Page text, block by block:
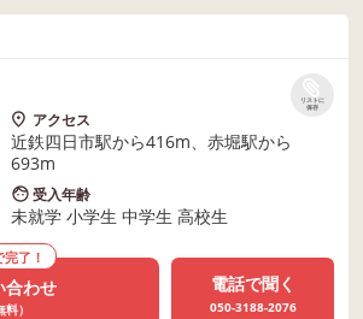
リストに
保存
アクセス
近鉄四日市駅から416m、赤堀駅から
693m
受入年齢
未就学 小学生 中学生 高校生
完了！
合わせ
料）
電話で聞く
050-3188-2076